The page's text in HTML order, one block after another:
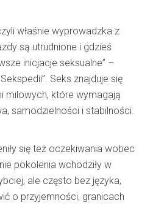
właśnie wyprowadzka z
są utrudnione i gdzieś
inicjacje seksualne” –
Seks znajduje się
milowych, które wymagają
samodzielności i stabilności.
się też oczekiwania wobec
pokolenia wchodziły w
ale często bez języka,
o przyjemności, granicach